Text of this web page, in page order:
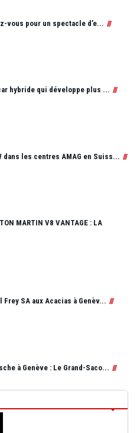
vous pour un spectacle d’e...
hybride qui développe plus ...
les centres AMAG en Suiss...
MARTIN V8 VANTAGE : LA
SA aux Acacias à Genèv...
à Genève : Le Grand-Saco...